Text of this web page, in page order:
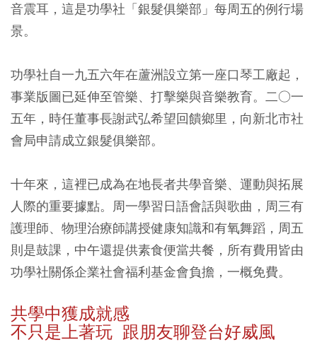
音震耳，這是功學社「銀髮俱樂部」每周五的例行場
景。
功學社自一九五六年在蘆洲設立第一座口琴工廠起，
事業版圖已延伸至管樂、打擊樂與音樂教育。二○一
五年，時任董事長謝武弘希望回饋鄉里，向新北市社
會局申請成立銀髮俱樂部。
十年來，這裡已成為在地長者共學音樂、運動與拓展
人際的重要據點。周一學習日語會話與歌曲，周三有
護理師、物理治療師講授健康知識和有氧舞蹈，周五
則是鼓課，中午還提供素食便當共餐，所有費用皆由
功學社關係企業社會福利基金會負擔，一概免費。
共學中獲成就感
不只是上著玩 跟朋友聊登台好威風